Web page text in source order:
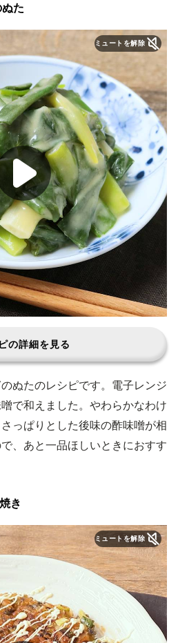
た
ミュートを解除
の詳細を見る
ぬたのレシピです。電子レンジ
で和えました。やわらかなわけ
っぱりとした後味の酢味噌が相
、あと一品ほしいときにおすす
き
ミュートを解除